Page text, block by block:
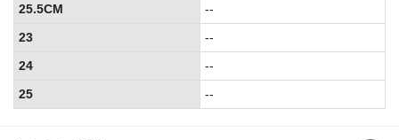
25.5CM
--
23
--
24
--
25
--